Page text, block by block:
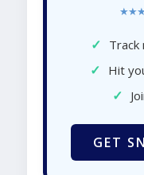
✓ Track
✓ Hit
✓
GET